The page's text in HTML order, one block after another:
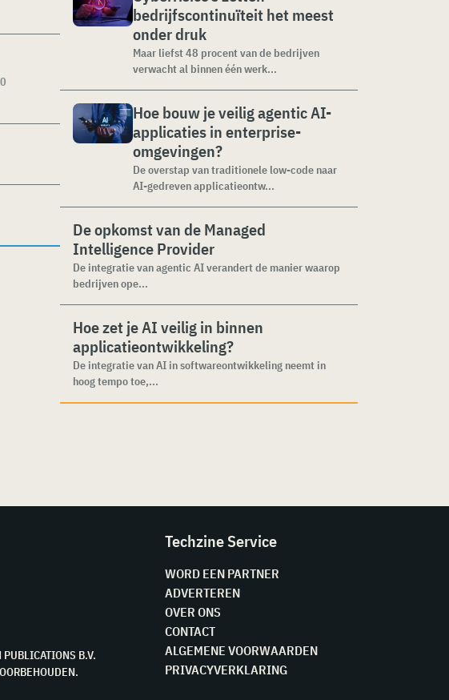
bedrijfscontinuïteit het meest
onder druk
Maar liefst 48 procent van de bedrijven
verwacht al binnen één werk...
Hoe bouw je veilig agentic AI-
applicaties in enterprise-
omgevingen?
De overstap van traditionele low-code naar
AI-gedreven applicatieontw...
De opkomst van de Managed
Intelligence Provider
De integratie van agentic AI verandert de manier waarop
bedrijven ope...
Hoe zet je AI veilig in binnen
applicatieontwikkeling?
De integratie van AI in softwareontwikkeling neemt in
hoog tempo toe,...
B.V.
Techzine Service
WORD EEN PARTNER
ADVERTEREN
OVER ONS
CONTACT
ALGEMENE VOORWAARDEN
PRIVACYVERKLARING